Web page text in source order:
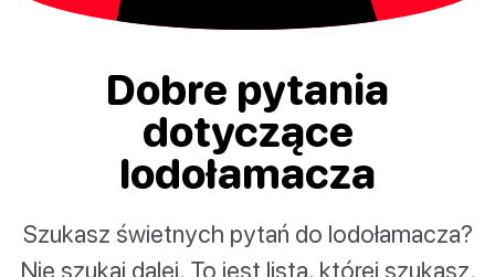
Dobre pytania
dotyczące
lodołamacza
Szukasz świetnych pytań do lodołamacza?
Nie szukaj dalej. To jest lista, której szukasz.